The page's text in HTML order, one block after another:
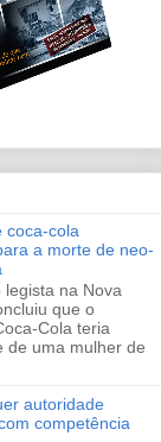
coca-cola
a morte de neo-
legista na Nova
que o
Cola teria
de uma mulher de
autoridade
competência